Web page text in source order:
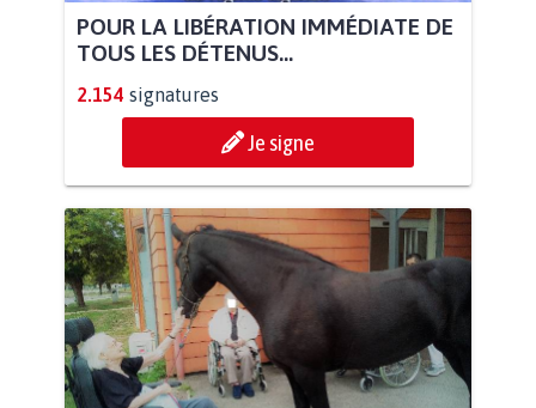
POUR LA LIBÉRATION IMMÉDIATE DE
TOUS LES DÉTENUS...
2.154 signatures
Je signe